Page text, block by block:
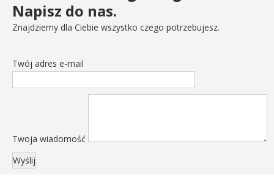
Napisz do nas.
Znajdziemy dla Ciebie wszystko czego potrzebujesz.
Twój adres e-mail
Twoja wiadomość